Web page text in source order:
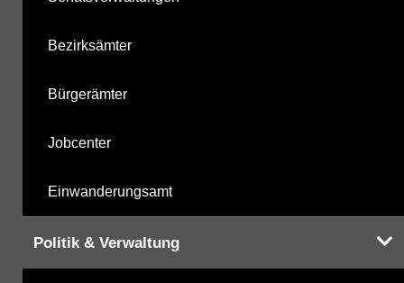
Bezirksämter
Bürgerämter
Jobcenter
Einwanderungsamt
Politik & Verwaltung